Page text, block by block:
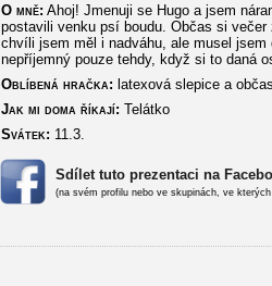
O mně: Ahoj! Jmenuji se Hugo a jsem
postavili venku psí boudu. Občas si
chvíli jsem měl i nadváhu, ale musel
nepříjemný pouze tehdy, když si to daná
Oblíbená hračka: latexová slepice a
Jak mi doma říkají: Telátko
Svátek: 11.3.
Sdílet tuto prezentaci na
(na svém profilu nebo ve skupinách, ve